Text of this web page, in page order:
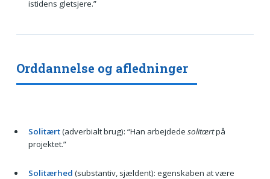
istidens gletsjere.”
Orddannelse og afledninger
Solitært(adverbialt brug): “Han arbejdede solitærtpå
projektet.”
Solitærhed (substantiv, sjældent): egenskaben at være